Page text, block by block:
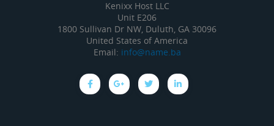
Kenixx Host LLC
Unit E206
1800 Sullivan Dr NW, Duluth, GA 30096
United States of America
Email: info@name.ba